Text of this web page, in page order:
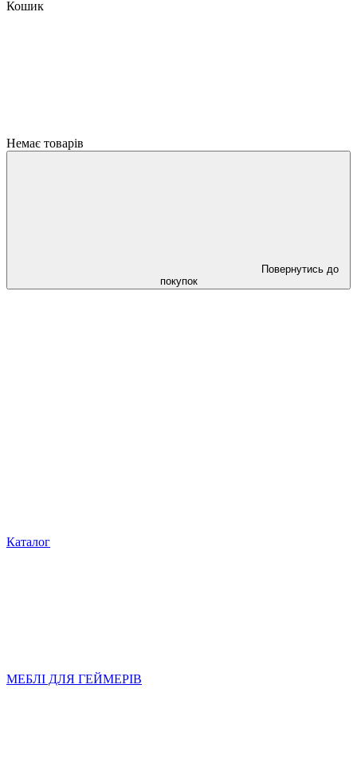
Кошик
Немає товарів
Повернутись до
покупок
Каталог
МЕБЛІ ДЛЯ ГЕЙМЕРІВ